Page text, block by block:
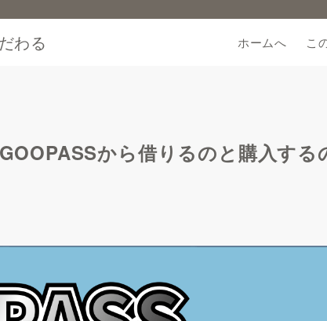
わる ホームへ こ
から借りるのと購入す